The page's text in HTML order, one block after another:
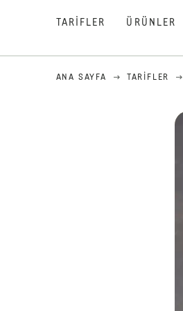
TARIFLER ÜRÜNLER
ANA SAYFA TARIFLER